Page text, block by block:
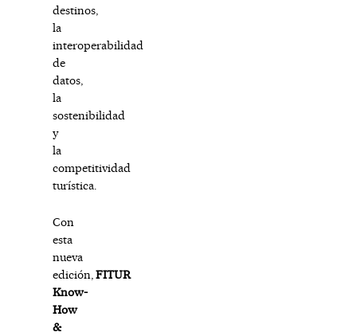
destinos,
la
interoperabilidad
de
datos,
la
sostenibilidad
y
la
competitividad
turística.
Con
esta
nueva
edición, FITUR
Know-
How
&